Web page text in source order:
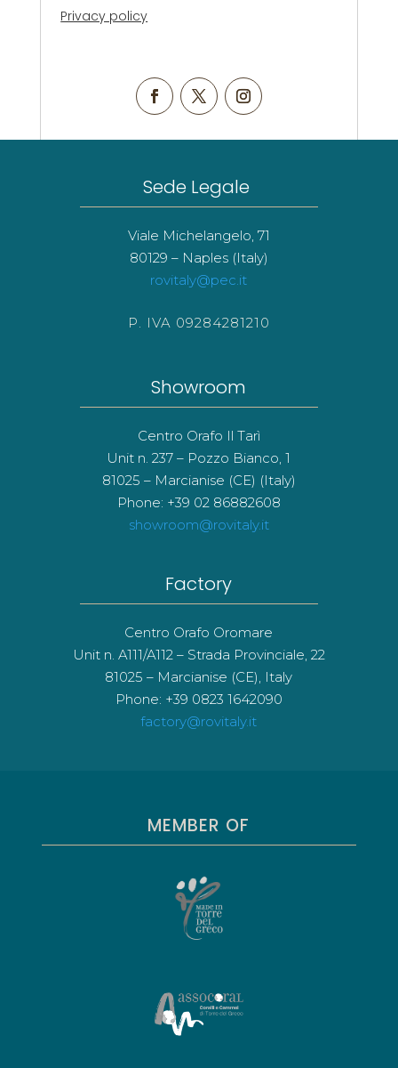
Privacy policy
Sede Legale
Viale Michelangelo, 71
80129 – Naples (Italy)
rovitaly@pec.it
P. IVA 09284281210
Showroom
Centro Orafo Il Tarì
Unit n. 237 – Pozzo Bianco, 1
81025 – Marcianise (CE) (Italy)
Phone: +39 02 86882608
showroom@rovitaly.it
Factory
Centro Orafo Oromare
Unit n. A111/A112 – Strada Provinciale, 22
81025 – Marcianise (CE), Italy
Phone: +39 0823 1642090
factory@rovitaly.it
MEMBER OF